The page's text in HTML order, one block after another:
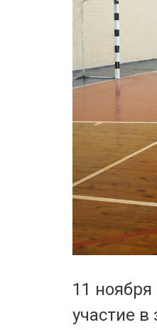
11
участие